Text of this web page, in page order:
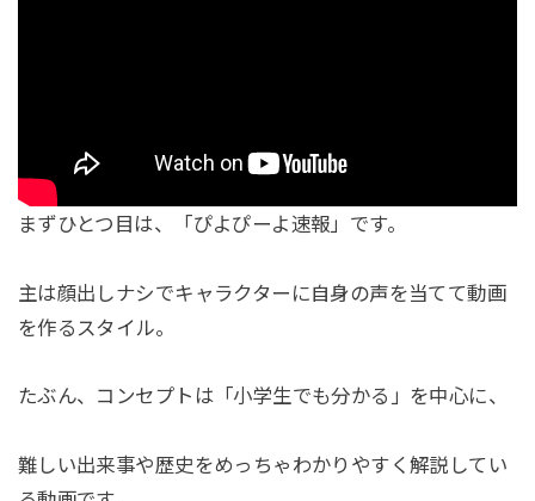
まずひとつ目は、「ぴよぴーよ速報」です。
主は顔出しナシでキャラクターに自身の声を当てて動画
を作るスタイル。
たぶん、コンセプトは「小学生でも分かる」を中心に、
難しい出来事や歴史をめっちゃわかりやすく解説してい